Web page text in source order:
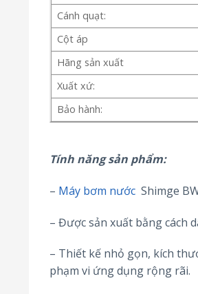
Cánh quạt:
Cột áp
Hãng sản xuất
Xuất xứ:
Bảo hành:
Tính năng sản phẩm:
– Máy bơm nước Shimge
– Được sản xuất bằng cách
– Thiết kế nhỏ gọn, kích
phạm vi ứng dụng rộng rãi.